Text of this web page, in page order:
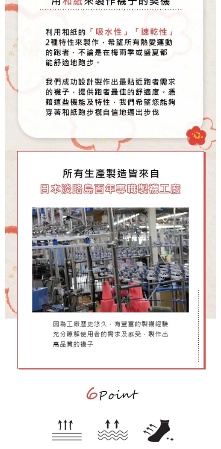
任。
４．使用「AFTEE先享後付」時，將依據個別帳號之用戶狀況，依本公司即
請求用戶進行身份認證。
５．嚴禁一人註冊多個帳號或使用他人資訊註冊。若發現惡意使用之情形，
恩沛科技股份有限公司將有權停止該用戶之使用額度並採取法律行動。